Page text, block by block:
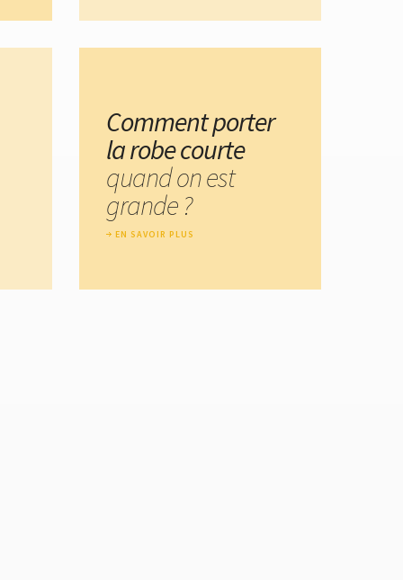
Comment porter
la robe courte
quand on est
grande ?
EN SAVOIR PLUS